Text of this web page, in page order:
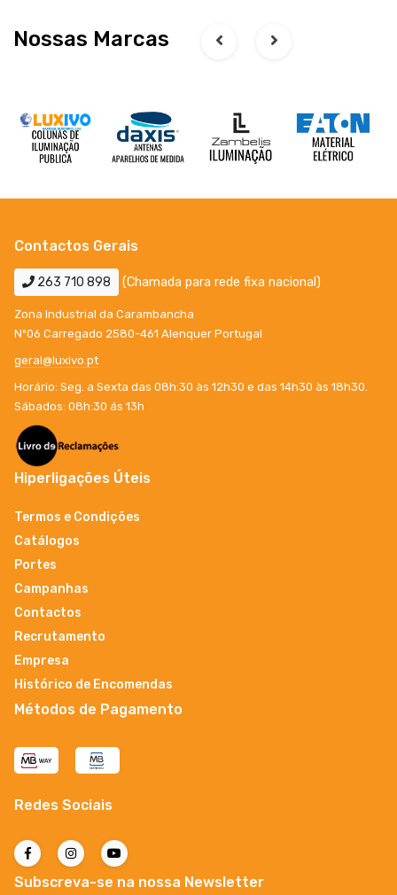
Nossas Marcas
Contactos Gerais
263 710 898 (Chamada para rede fixa nacional)
Zona Industrial da Carambancha
Nº06 Carregado 2580-461 Alenquer Portugal
geral@luxivo.pt
Horário: Seg. a Sexta das 08h:30 às 12h30 e das 14h30 às 18h30.
Sábados: 08h:30 ás 13h
Hiperligações Úteis
Termos e Condições
Catálogos
Portes
Campanhas
Contactos
Recrutamento
Empresa
Histórico de Encomendas
Métodos de Pagamento
Redes Sociais
Subscreva-se na nossa Newsletter